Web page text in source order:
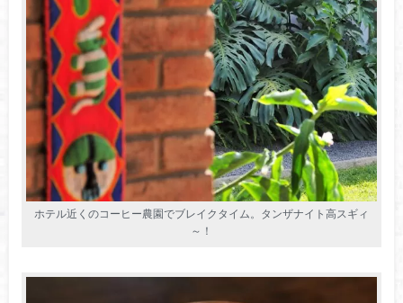
ホテル近くのコーヒー農園でブレイクタイム。タンザナイト高スギィ
～！